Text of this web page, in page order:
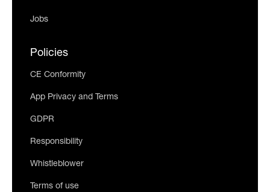
Jobs
Policies
CE Conformity
App Privacy and Terms
GDPR
Responsibility
Whistleblower
Terms of use